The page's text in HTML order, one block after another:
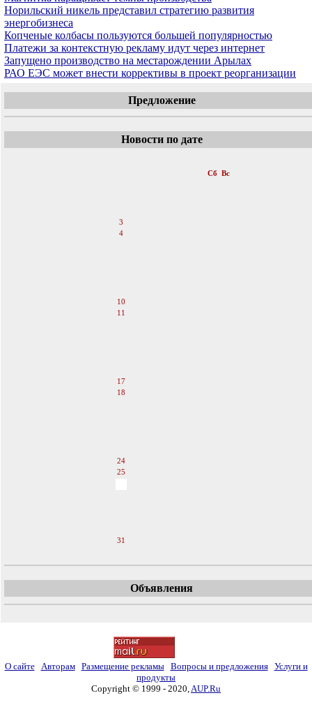
Норильский никель представил стратегию развития
энергобизнеса
Копченые колбасы пользуются большей популярностью
Платежи за контекстную рекламу идут через интернет
Запущено производство на местарождении Арылах
РАО ЕЭС может внести коррективы в проект реорганизации
Предложение
Новости по дате
Сб Вс
3
4
10
11
17
18
24
25
31
Объявления
О сайте Авторам Размещение рекламы Вопросы и предложения
Услуги и
продукты
Copyright © 1999 - 2020,AUP.Ru